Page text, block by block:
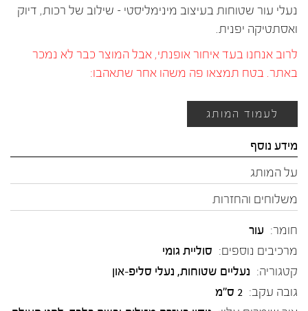
נעלי עור שטוחות בעיצוב מינימליסטי – שילוב של רכות, דיוק
ואסתטיקה יפנית.
לרוב אנחנו בעד איחור אופנתי, אבל המוצר כבר לא נמכר
באתר. בטח תמצאו פה משהו אחר שתאהבו:
לעמוד המותג
מידע נוסף
על המותג
משלוחים והחזרות
חומר: עור
מרכיבים נוספים: סוליית גומי
קטגוריה: נעליים שטוחות, נעלי סליפ-און
גובה עקב: 2 ס"מ